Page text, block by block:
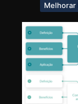
Melhorar